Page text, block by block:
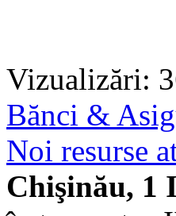
Vizualizări:
Bănci &
Noi resurse
Chişinău, 1